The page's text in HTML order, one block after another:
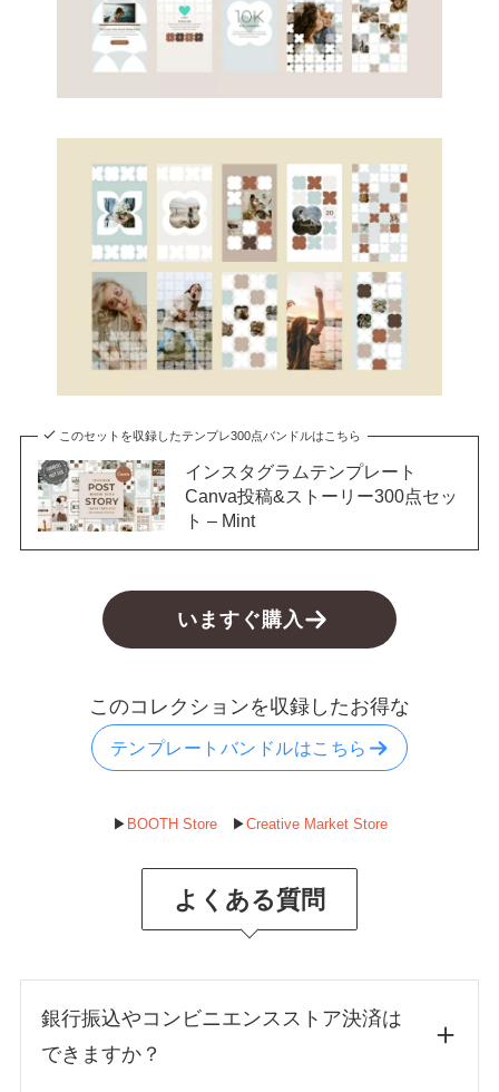
このセットを収録したテンプレ300点バンドルはこちら
インスタグラムテンプレート
Canva投稿&ストーリー300点セッ
ト – Mint
いますぐ購入
このコレクションを収録したお得な
テンプレートバンドルはこちら
▶︎ BOOTH Store▶︎Creative Market Store
よくある質問
銀行振込やコンビニエンスストア決済は
できますか？